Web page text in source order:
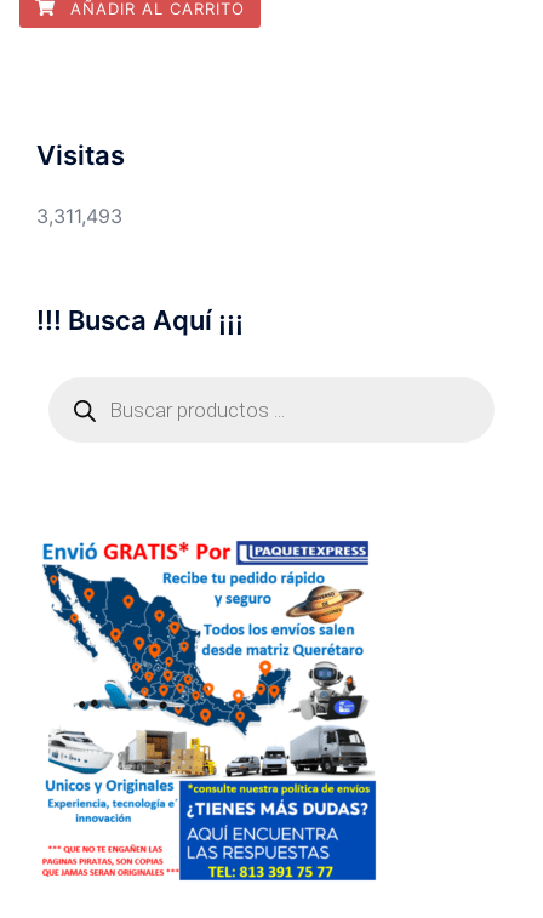
AÑADIR AL CARRITO
Visitas
3,311,493
!!! Busca Aquí ¡¡¡
productos